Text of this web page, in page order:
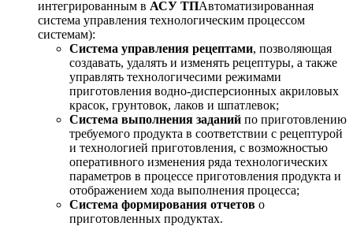
интегрированным в АСУ ТПАвтоматизированная
система управления технологическим процессом
системам):
Система управления рецептами, позволяющая
создавать, удалять и изменять рецептуры, а также
управлять технологичесими режимами
приготовления водно-дисперсионных акриловых
красок, грунтовок, лаков и шпатлевок;
Система выполнения заданий по приготовлению
требуемого продукта в соответствии с рецептурой
и технологией приготовления, с возможностью
оперативного изменения ряда технологических
параметров в процессе приготовления продукта и
отображением хода выполнения процесса;
Система формирования отчетов о
приготовленных продуктах.